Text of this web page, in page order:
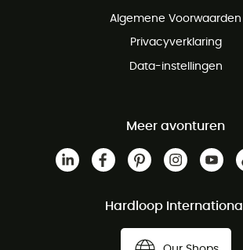
Algemene Voorwaarden
Privacyverklaring
Data-instellingen
Meer avonturen
Hardloop International